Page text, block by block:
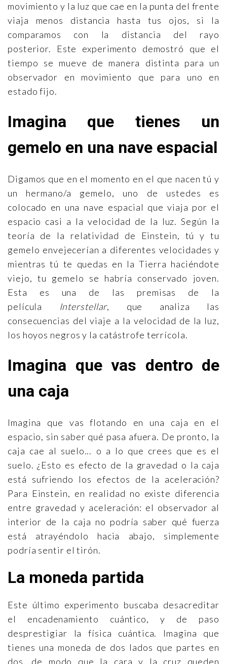
movimiento y la luz que cae en la punta del frente
viaja menos distancia hasta tus ojos, si la
comparamos con la distancia del rayo
posterior. Este experimento demostró que el
tiempo se mueve de manera distinta para un
observador en movimiento que para uno en
estado fijo.
Imagina que tienes un
gemelo en una nave espacial
Digamos que en el momento en el que nacen tú y
un hermano/a gemelo, uno de ustedes es
colocado en una nave espacial que viaja por el
espacio casi a la velocidad de la luz. Según la
teoría de la relatividad de Einstein, tú y tu
gemelo envejecerían a diferentes velocidades y
mientras tú te quedas en la Tierra haciéndote
viejo, tu gemelo se habría conservado joven.
Esta es una de las premisas de la
película
Interstellar, que analiza las
consecuencias del viaje a la velocidad de la luz,
los hoyos negros y la catástrofe terrícola.
Imagina que vas dentro de
una caja
Imagina que vas flotando en una caja en el
espacio, sin saber qué pasa afuera. De pronto, la
caja cae al suelo... o a lo que crees que es el
suelo. ¿Esto es efecto de la gravedad o la caja
está sufriendo los efectos de la aceleración?
Para Einstein, en realidad no existe diferencia
entre gravedad y aceleración: el observador al
interior de la caja no podría saber qué fuerza
está atrayéndolo hacia abajo, simplemente
podría sentir el tirón.
La moneda partida
Este último experimento buscaba desacreditar
el encadenamiento cuántico, y de paso
desprestigiar la física cuántica. Imagina que
tienes una moneda de dos lados que partes en
dos, de modo que la cara y la cruz queden